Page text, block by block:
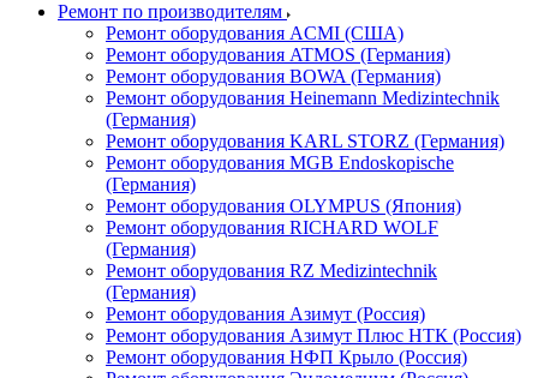
Ремонт по производителям
Ремонт оборудования ACMI (США)
Ремонт оборудования ATMOS (Германия)
Ремонт оборудования BOWA (Германия)
Ремонт оборудования Heinemann Medizintechnik
(Германия)
Ремонт оборудования KARL STORZ (Германия)
Ремонт оборудования MGB Endoskopische
(Германия)
Ремонт оборудования OLYMPUS (Япония)
Ремонт оборудования RICHARD WOLF
(Германия)
Ремонт оборудования RZ Medizintechnik
(Германия)
Ремонт оборудования Азимут (Россия)
Ремонт оборудования Азимут Плюс НТК (Россия)
Ремонт оборудования НФП Крыло (Россия)